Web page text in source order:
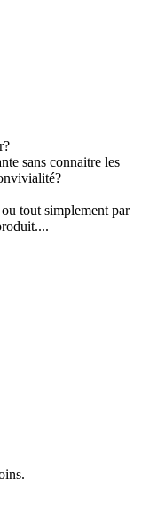
sans connaitre les
tout simplement par